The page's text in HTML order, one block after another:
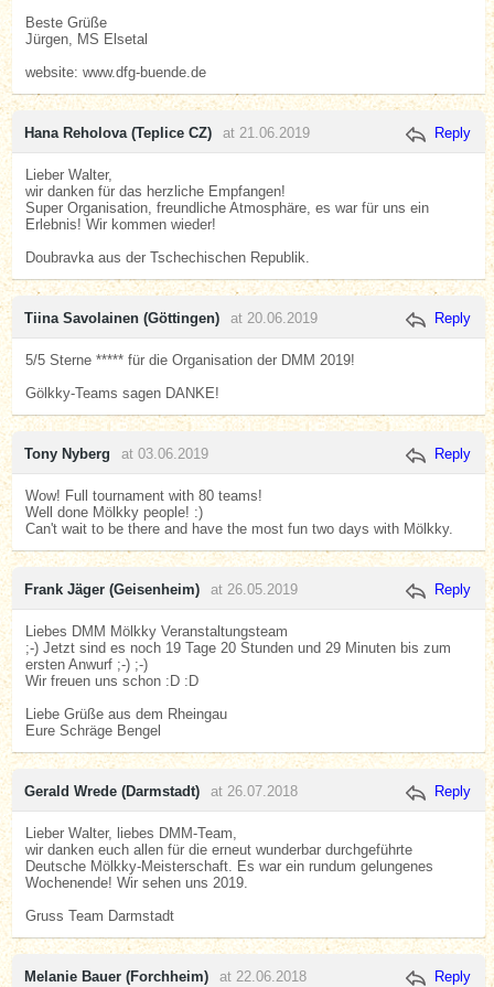
Beste Grüße
Jürgen, MS Elsetal
website: www.dfg-buende.de
Hana Reholova (Teplice CZ) at 21.06.2019 Reply
Lieber Walter,
wir danken für das herzliche Empfangen!
Super Organisation, freundliche Atmosphäre, es war für uns ein
Erlebnis! Wir kommen wieder!
Doubravka aus der Tschechischen Republik.
Tiina Savolainen (Göttingen) at 20.06.2019 Reply
5/5 Sterne ***** für die Organisation der DMM 2019!
Gölkky-Teams sagen DANKE!
Tony Nyberg at 03.06.2019 Reply
Wow! Full tournament with 80 teams!
Well done Mölkky people! :)
Can't wait to be there and have the most fun two days with Mölkky.
Frank Jäger (Geisenheim) at 26.05.2019 Reply
Liebes DMM Mölkky Veranstaltungsteam
;-) Jetzt sind es noch 19 Tage 20 Stunden und 29 Minuten bis zum
ersten Anwurf ;-) ;-)
Wir freuen uns schon :D :D
Liebe Grüße aus dem Rheingau
Eure Schräge Bengel
Gerald Wrede (Darmstadt) at 26.07.2018 Reply
Lieber Walter, liebes DMM-Team,
wir danken euch allen für die erneut wunderbar durchgeführte
Deutsche Mölkky-Meisterschaft. Es war ein rundum gelungenes
Wochenende! Wir sehen uns 2019.
Gruss Team Darmstadt
Melanie Bauer (Forchheim) at 22.06.2018 Reply